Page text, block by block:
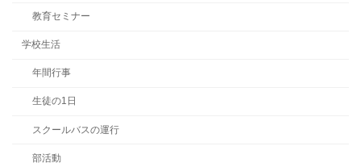
教育セミナー
学校生活
年間行事
生徒の1日
スクールバスの運行
部活動